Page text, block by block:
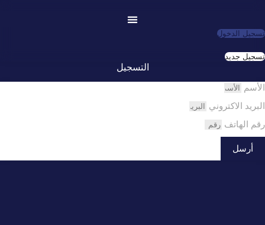
المحتوى
تسجيل الدخول
تسجيل جديد
التسجيل
الأسم
البريد الاكتروني
رقم الهاتف
أرسل